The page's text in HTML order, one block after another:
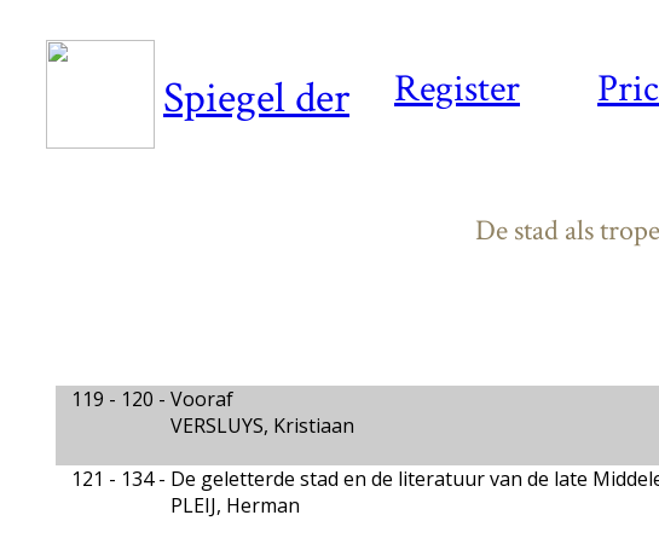
Register
Spiegel der
De stad als
119 - 120 - Vooraf
VERSLUYS, Kristiaan
121 - 134 - De geletterde stad en de literatuur van de late
PLEIJ, Herman